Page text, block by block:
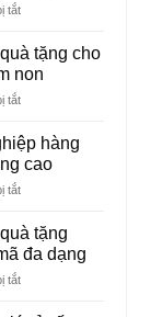
tắtở
tốt
nghiệp
cầm
bằng
nghiệp
thêu
riêng
tặng cho
non
tắtở
tốt
nghiệp
quà
tặng
các
trường
non
hàng
cao
tắtở
sỉ
gấu
tốt
nghiệp
tặng
đa dạng
tắtở